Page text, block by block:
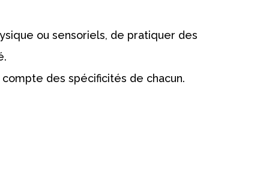
ou sensoriels, de pratiquer des
des spécificités de chacun.